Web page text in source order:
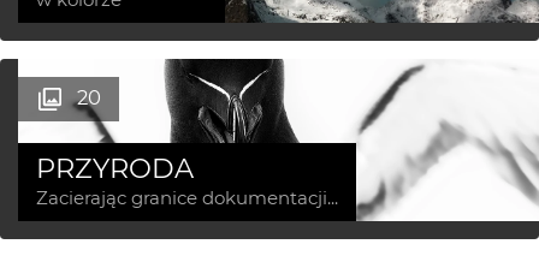
20
PRZYRODA
Zacierając granice dokumentacji...